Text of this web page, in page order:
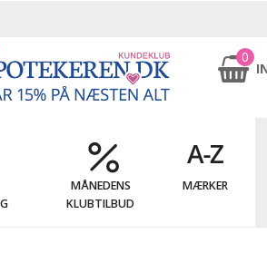
0
MÅNEDENS
KLUBTILBUD
MÆRKER